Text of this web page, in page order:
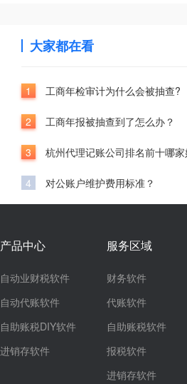
大家都在看
1 工商年检审计为什么会被抽查?
2 工商年报被抽查到了怎么办？
3 杭州代理记账公司排名前十哪家
4 对公账户维护费用标准？
产品中心
自动业财税软件
自动代账软件
自助账税DIY软件
进销存软件
服务区域
财务软件
代账软件
自助账税软件
报税软件
进销存软件